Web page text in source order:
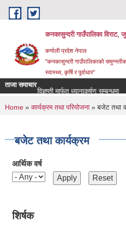
Skip to main content
कनकासुन्दरी गाउँपालिका विराट,
कर्णाली प्रदेश नेपाल
"कनकासुन्दरी गाउँपालिकाको
स्वास्थ्य, कृर्षि र पूर्वाधार"
ताजा समाचार
प्रेस विज्ञप्ती मार्फत ध्यानाकर्षण सम्बन्धमा
You are here
Home » कार्यक्रम तथा परियोजना» बजेट तथा
बजेट तथा कार्यक्रम
आर्थिक वर्ष
शिर्षक